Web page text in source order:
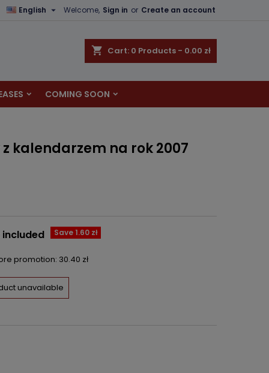
Welcome, Sign in or Create an account
English 
shopping_cart Cart: 0 Products - 0.00 zł
COMING SOON
kalendarzem na rok 2007
Save 1.60 zł
included
promotion: 30.40 zł
unavailable